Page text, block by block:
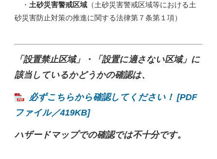
・ 土砂災害警戒区域 （土砂災害警戒区域等における土
砂災害防止対策の推進に関する法律第７条第１項）
「設置禁止区域」・「設置に適さない区域」に
該当しているかどうかの確認は、
必ずこちらから確認してください！ [PDF
ファイル／419KB]
ハザードマップでの確認では不十分です。